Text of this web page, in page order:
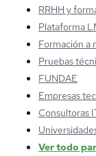
RRHH y
Plataforma
Formación a
Pruebas
FUNDAE
Empresas
Consultoras
Ver todo